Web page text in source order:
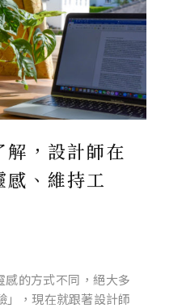
解，設計師在
、維持工
的方式不同，絕大多
」，現在就跟著設計師